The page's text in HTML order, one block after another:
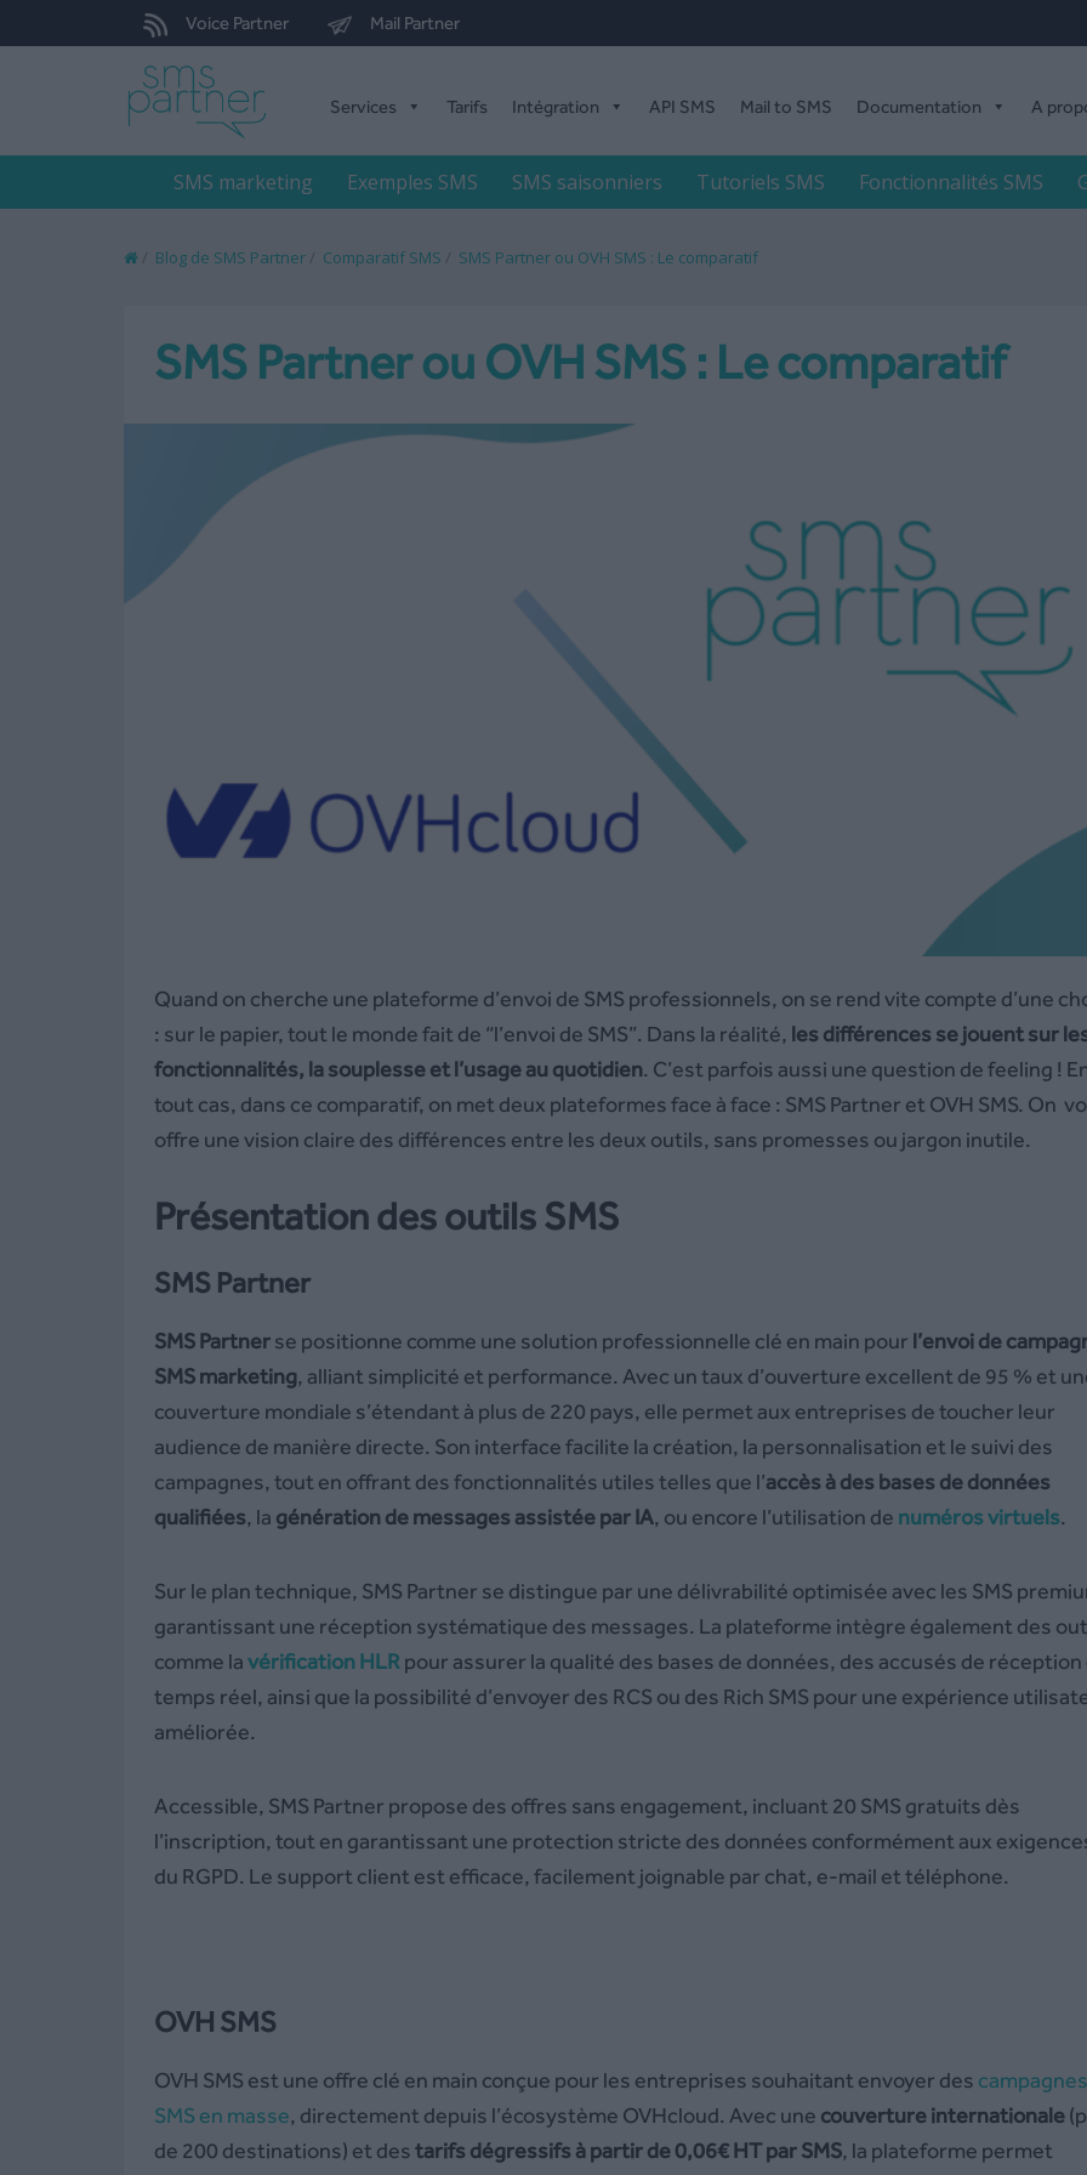
Voice Partner Mail Partner
Services Tarifs Intégration API SMS Mail to SMS Documentation A
SMS marketing Exemples SMS SMS saisonniers Tutoriels SMS Fonctionnalités SMS
/ Blog de SMS Partner / Comparatif SMS / SMS Partner ou OVH SMS : Le comparatif
SMS Partner ou OVH SMS : Le comparatif
Quand on cherche une plateforme d’envoi de SMS professionnels, on se rend vite compte d’une
: sur le papier, tout le monde fait de “l’envoi de SMS”. Dans la réalité, les différences se jouent sur
fonctionnalités, la souplesse et l’usage au quotidien. C’est parfois aussi une question de feeling !
tout cas, dans ce comparatif, on met deux plateformes face à face : SMS Partner et OVH SMS. On
offre une vision claire des différences entre les deux outils, sans promesses ou jargon inutile.
Présentation des outils SMS
SMS Partner
SMS Partnerse positionne comme une solution professionnelle clé en main pour l’envoi de
SMS marketing, alliant simplicité et performance. Avec un taux d’ouverture excellent de 95 % et
couverture mondiale s’étendant à plus de 220 pays, elle permet aux entreprises de toucher leur
audience de manière directe. Son interface facilite la création, la personnalisation et le suivi des
campagnes, tout en offrant des fonctionnalités utiles telles que l’accès à des bases de données
qualifiées, la génération de messages assistée par IA, ou encore l’utilisation de numéros virtuels.
Sur le plan technique, SMS Partner se distingue par une délivrabilité optimisée avec les SMS
garantissant une réception systématique des messages. La plateforme intègre également des
comme lavérification HLR pour assurer la qualité des bases de données, des accusés de réception
temps réel, ainsi que la possibilité d’envoyer des RCS ou des Rich SMS pour une expérience
améliorée.
Accessible, SMS Partner propose des offres sans engagement, incluant 20 SMS gratuits dès
l’inscription, tout en garantissant une protection stricte des données conformément aux
du RGPD. Le support client est efficace, facilement joignable par chat, e-mail et téléphone.
OVH SMS
OVH SMS est une offre clé en main conçue pour les entreprises souhaitant envoyer des campagnes
SMS en masse, directement depuis l’écosystème OVHcloud. Avec une couverture internationale
de 200 destinations) et destarifs dégressifs à partir de 0,06€ HT par SMS, la plateforme permet